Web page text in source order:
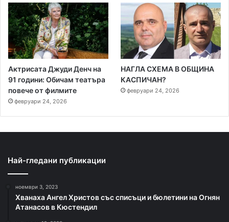
Актрисата Джуди Денч на
91 години: Обичам театъра
повече от филмите
февруари 24, 2026
НАГЛА СХЕМА В ОБЩИНА
КАСПИЧАН?
февруари 24, 2026
Най-гледани публикации
ноември 3, 2023
Хванаха Ангел Христов със списъци и бюлетини на Огнян
Атанасов в Кюстендил